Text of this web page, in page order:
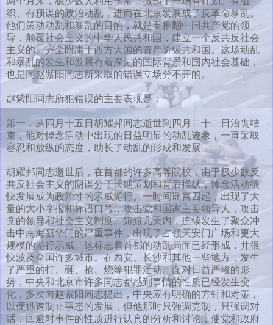
织、有预谋的政治动乱，进而在北京发展成了反革命暴乱。
他们策动动乱和暴乱的目的，就是要推翻中国共产党的领
导，颠覆社会主义的中华人民共和国，建立一个反共反社会
主义的、完全附庸于西方大国的资产阶级共和国。这场动乱
和暴乱的发生和发展有着深刻的国际背景和国内社会基础，
也是同赵紫阳同志所采取的错误立场分不开的。
赵紫阳同志所犯错误的主要表现是：
第一，从四月十五日胡耀邦同志逝世到四月二十二日治丧结
束，他对悼念活动中出现的日益明显的动乱迹象，一直采取
容忍和放纵的态度，助长了动乱的形成和发展。
胡耀邦同志逝世后，在首都的许多高等院校，由于极少数反
共反社会主义的阴谋分子长期策划和背后操纵，悼念活动很
快发展成为政治性的示威游行。一时间谣言四起，出现了大
量的大小字报和标语口号，攻击党和国家主要领导人，攻击
党的领导和社会主义制度。短短几天内，连续发生了聚众冲
击中南海新华门的严重事件，出现了占领天安门广场和更大
规模的游行示威。这标志着首都的动乱局面已经形成，并很
快波及全国许多城市。在西安、长沙和其他一些地方，发生
了严重的打、砸、抢、烧等犯罪活动。面对日益严峻的形
势，中央和北京市许多同志都感到事情的性质已经发生变
化，多次向赵紫阳同志提出，中央应有明确的方针和对策，
以便迅速制止事态的发展，但他那时只强调克制，只强调对
话，回避对事件的性质进行认真的分析和讨论，使党和政府